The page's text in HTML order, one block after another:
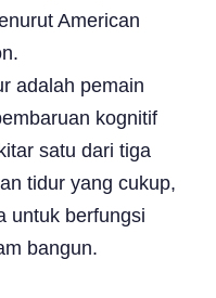
American
adalah pemain
kognitif
satu dari tiga
tidur yang cukup,
untuk berfungsi
bangun.